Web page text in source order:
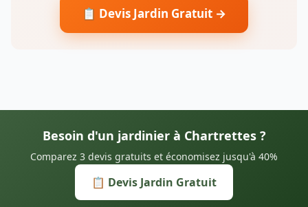
📋 Devis Jardin Gratuit →
Besoin d'un jardinier à Chartrettes ?
Comparez 3 devis gratuits et économisez jusqu'à 40%
📋 Devis Jardin Gratuit